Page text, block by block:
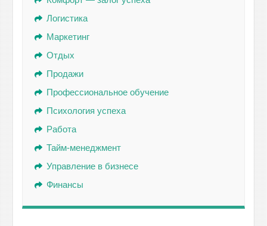
Логистика
Маркетинг
Отдых
Продажи
Профессиональное обучение
Психология успеха
Работа
Тайм-менеджмент
Управление в бизнесе
Финансы